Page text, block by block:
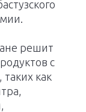
решит
с
как